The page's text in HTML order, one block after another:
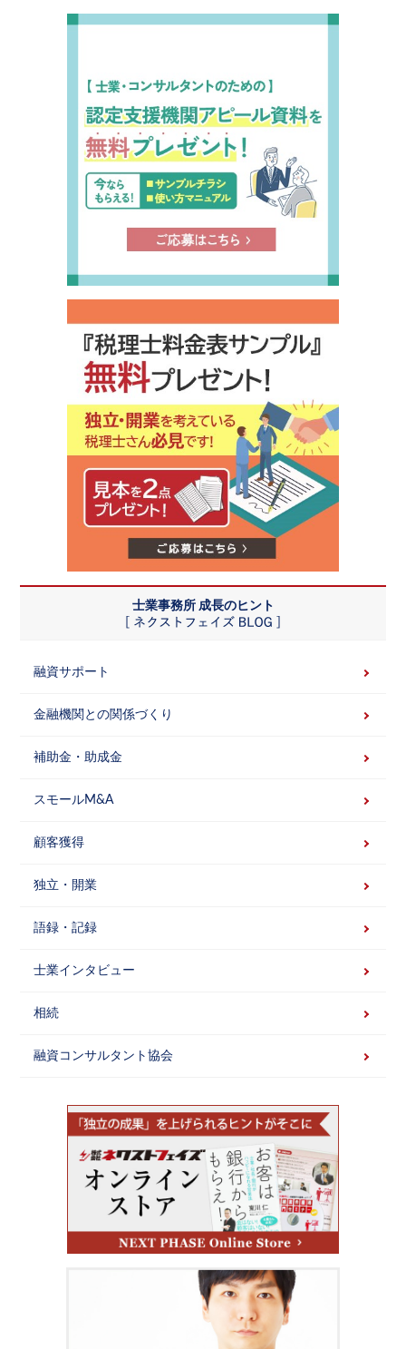
士業事務所 成長のヒント
融資サポート
金融機関との関係づくり
補助金・助成金
スモールM&A
顧客獲得
独立・開業
語録・記録
士業インタビュー
相続
融資コンサルタント協会